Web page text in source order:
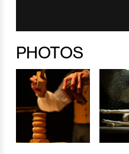
PHOTOS